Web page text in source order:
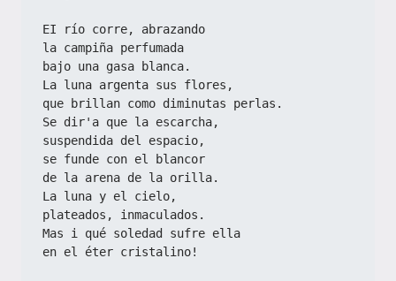
EI río corre, abrazando
la campiña perfumada
bajo una gasa blanca.
La luna argenta sus flores,
que brillan como diminutas perlas.
Se dir'a que la escarcha,
suspendida del espacio,
se funde con el blancor
de la arena de la orilla.
La luna y el cielo,
plateados, inmaculados.
Mas i qué soledad sufre ella
en el éter cristalino!